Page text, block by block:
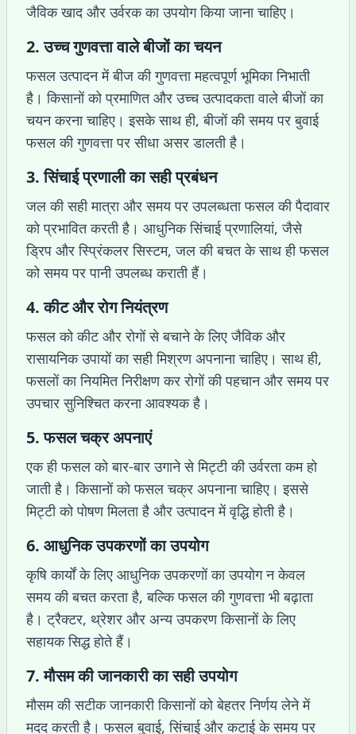
जैविक खाद और उर्वरक का उपयोग किया जाना चाहिए।
2. उच्च गुणवत्ता वाले बीजों का चयन
फसल उत्पादन में बीज की गुणवत्ता महत्वपूर्ण भूमिका निभाती
है। किसानों को प्रमाणित और उच्च उत्पादकता वाले बीजों का
चयन करना चाहिए। इसके साथ ही, बीजों की समय पर बुवाई
फसल की गुणवत्ता पर सीधा असर डालती है।
3. सिंचाई प्रणाली का सही प्रबंधन
जल की सही मात्रा और समय पर उपलब्धता फसल की पैदावार
को प्रभावित करती है। आधुनिक सिंचाई प्रणालियां, जैसे
ड्रिप और स्प्रिंकलर सिस्टम, जल की बचत के साथ ही फसल
को समय पर पानी उपलब्ध कराती हैं।
4. कीट और रोग नियंत्रण
फसल को कीट और रोगों से बचाने के लिए जैविक और
रासायनिक उपायों का सही मिश्रण अपनाना चाहिए। साथ ही,
फसलों का नियमित निरीक्षण कर रोगों की पहचान और समय पर
उपचार सुनिश्चित करना आवश्यक है।
5. फसल चक्र अपनाएं
एक ही फसल को बार-बार उगाने से मिट्टी की उर्वरता कम हो
जाती है। किसानों को फसल चक्र अपनाना चाहिए। इससे
मिट्टी को पोषण मिलता है और उत्पादन में वृद्धि होती है।
6. आधुनिक उपकरणों का उपयोग
कृषि कार्यों के लिए आधुनिक उपकरणों का उपयोग न केवल
समय की बचत करता है, बल्कि फसल की गुणवत्ता भी बढ़ाता
है। ट्रैक्टर, थ्रेशर और अन्य उपकरण किसानों के लिए
सहायक सिद्ध होते हैं।
7. मौसम की जानकारी का सही उपयोग
मौसम की सटीक जानकारी किसानों को बेहतर निर्णय लेने में
मदद करती है। फसल बुवाई, सिंचाई और कटाई के समय पर